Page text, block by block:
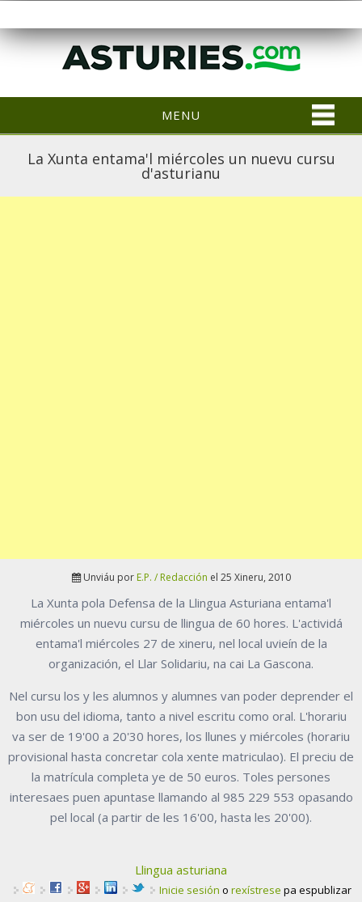
MENU
La Xunta entama'l miércoles un nuevu cursu
d'asturianu
Unviáu por E.P. / Redacción el 25 Xineru, 2010
La Xunta pola Defensa de la Llingua Asturiana entama'l
miércoles un nuevu cursu de llingua de 60 hores. L'actividá
entama'l miércoles 27 de xineru, nel local uvieín de la
organización, el Llar Solidariu, na cai La Gascona.
Nel cursu los y les alumnos y alumnes van poder deprender el
bon usu del idioma, tanto a nivel escritu como oral. L'horariu
va ser de 19'00 a 20'30 hores, los llunes y miércoles (horariu
provisional hasta concretar cola xente matriculao). El preciu de
la matrícula completa ye de 50 euros. Toles persones
interesaes puen apuntase llamando al 985 229 553 opasando
pel local (a partir de les 16'00, hasta les 20'00).
Llingua asturiana
Inicie sesión o rexístrese pa espublizar